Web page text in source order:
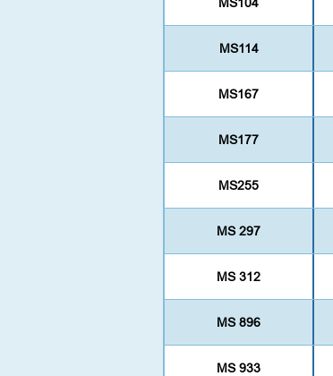
MS114
MS167
MS177
MS255
MS 297
MS 312
MS 896
MS 933